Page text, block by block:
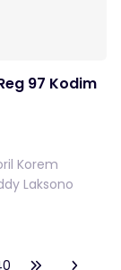
97 Kodim
Korem
Laksono